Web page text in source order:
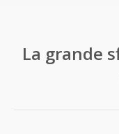
La grande